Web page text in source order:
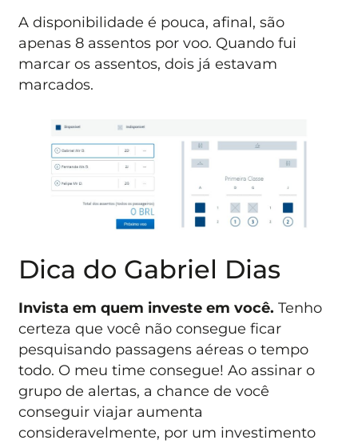
A disponibilidade é pouca, afinal, são
apenas 8 assentos por voo. Quando fui
marcar os assentos, dois já estavam
marcados.
Dica do Gabriel Dias
Invista em quem investe em você. Tenho
certeza que você não consegue ficar
pesquisando passagens aéreas o tempo
todo. O meu time consegue! Ao assinar o
grupo de alertas, a chance de você
conseguir viajar aumenta
consideravelmente, por um investimento